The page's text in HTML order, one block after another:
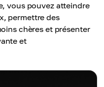
vous pouvez atteindre
permettre des
chères et présenter
et